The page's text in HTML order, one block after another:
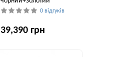
0 відгуків
39,390 грн